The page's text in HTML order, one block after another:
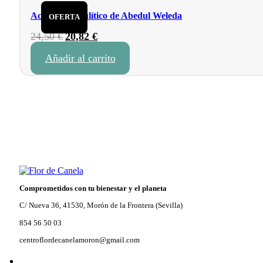
OFERTA
Aceite anticelulítico de Abedul Weleda
24,50€ El
original
era:
20,82€
actual
es:
Añadir al carrito
Comprometidos con tu bienestar y el planeta
C/ Nueva 36, 41530, Morón de la Frontera (Sevilla)
854 56 50 03
centroflordecanelamoron@gmail.com